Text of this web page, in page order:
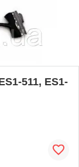
511, ES1-